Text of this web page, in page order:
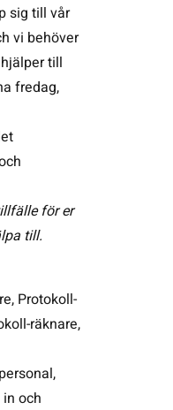
&
sig till vår
vi behöver
till
fredag,
för er
till.
Protokoll-
räknare,
och